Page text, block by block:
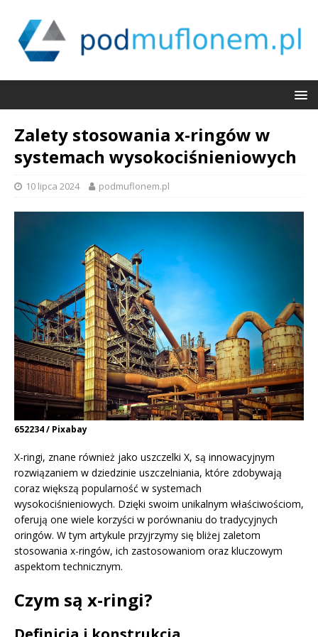
Zalety stosowania x-ringów w
systemach wysokociśnieniowych
10 lipca 2024 podmuflonem.pl
652234 / Pixabay
X-ringi, znane również jako uszczelki X, są innowacyjnym
rozwiązaniem w dziedzinie uszczelniania, które zdobywają
coraz większą popularność w systemach
wysokociśnieniowych. Dzięki swoim unikalnym właściwościom,
oferują one wiele korzyści w porównaniu do tradycyjnych
oringów. W tym artykule przyjrzymy się bliżej zaletom
stosowania x-ringów, ich zastosowaniom oraz kluczowym
aspektom technicznym.
Czym są x-ringi?